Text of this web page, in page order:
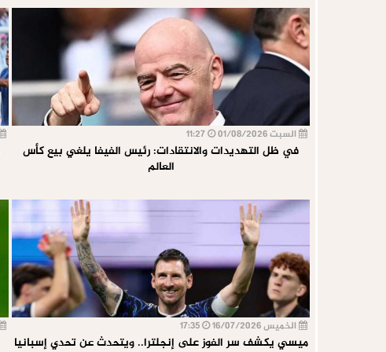
السبت 01/08/2026
في ظل التهديدات والانتقادات: رئيس الفيفا يلغي بيع كأس
العالم
الخميس 16/07/2026
ميسي يكشف سر الفوز على إنجلترا.. ويتحدث عن تحدي إسبانيا